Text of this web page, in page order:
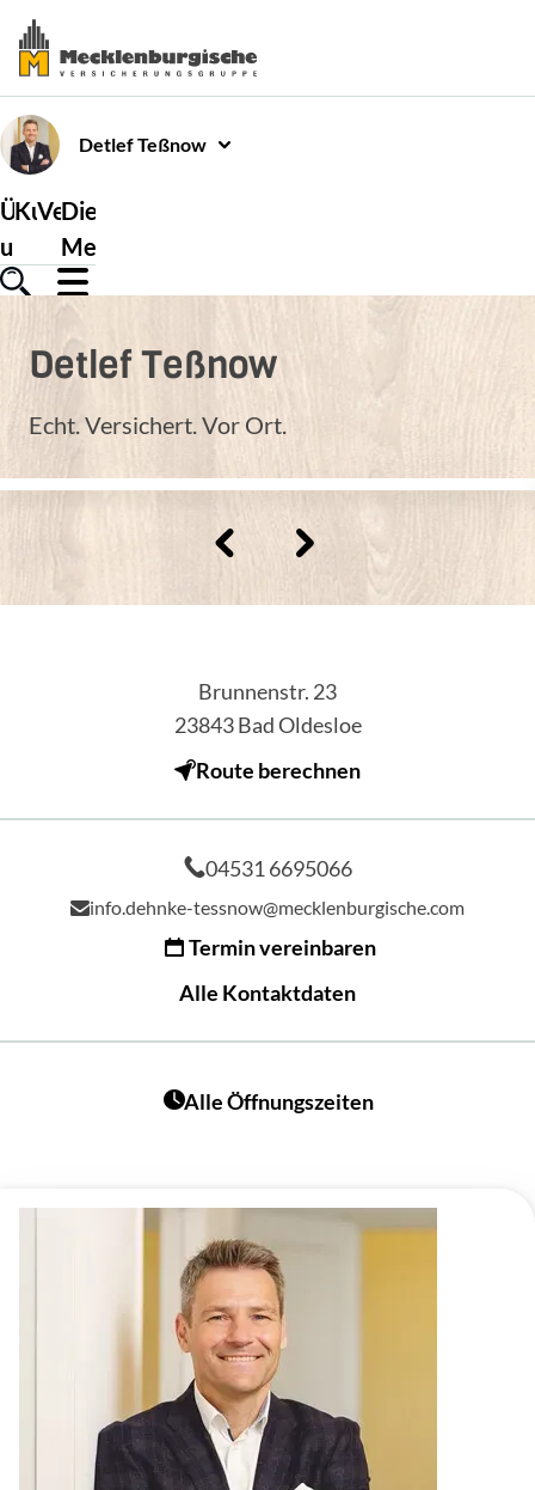
DetlefTeßnow
Über
uns
Kundenservice
Versicherungen
Die
Mecklenburgische
DetlefTeßnow
Echt. Versichert. Vor Ort.
Brunnenstr. 23
23843 Bad Oldesloe
Route berechnen
04531 6695066
info.dehnke-tessnow@mecklenburgische.com
Termin vereinbaren
Alle Kontaktdaten
Alle Öffnungszeiten